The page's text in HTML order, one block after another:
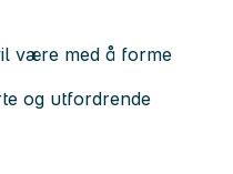
være med å forme
og utfordrende